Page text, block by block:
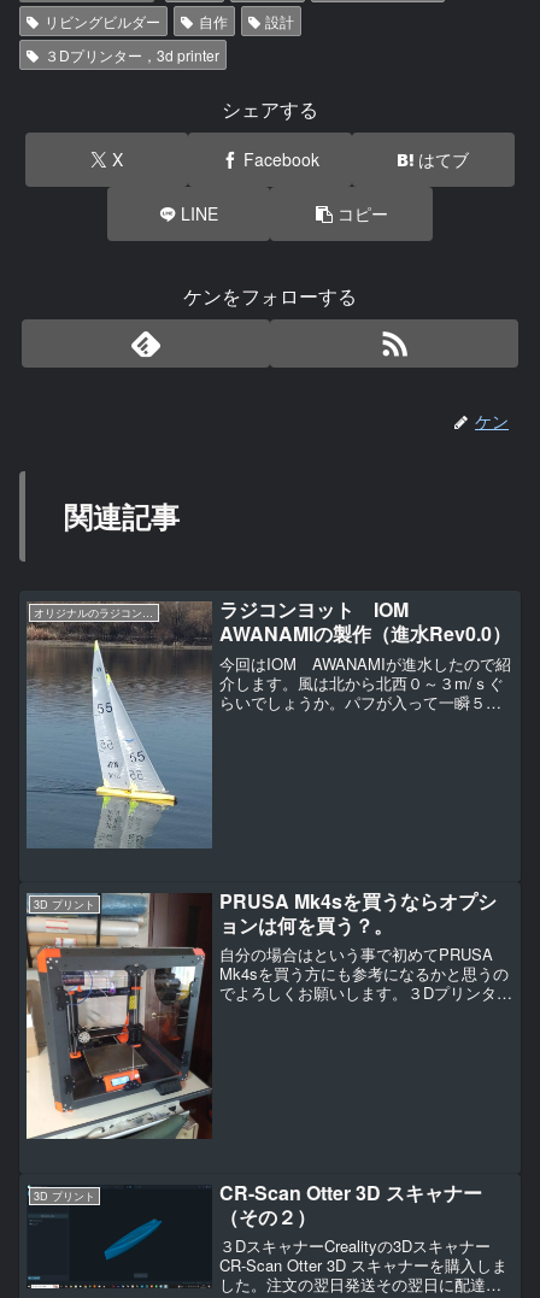
リビングビルダー
自作
設計
３Dプリンター，3d printer
シェアする
X Facebook はてブ
LINE コピー
ケンをフォローする
ケン
関連記事
オリジナルのラジコンヨットの作り方（IOM AWANAMI編）
ラジコンヨット IOM
AWANAMIの製作（進水Rev0.0）
今回はIOM AWANAMIが進水したので紹
介します。風は北から北西０～３m/ｓぐ
らいでしょうか。パフが入って一瞬５m/
3D プリント
PRUSA Mk4sを買うならオプシ
ョンは何を買う？。
自分の場合はという事で初めてPRUSA
Mk4sを買う方にも参考になるかと思うの
でよろしくお願いします。３Dプリンター
3D プリント
CR-Scan Otter 3D スキャナー
（その２）
３DスキャナーCrealityの3Dスキャナー
CR-Scan Otter 3D スキャナーを購入しま
した。注文の翌日発送その翌日に配達さ